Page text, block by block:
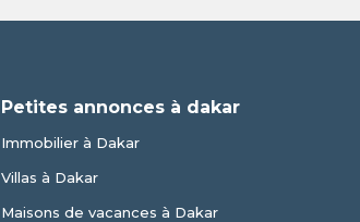
Petites annonces à dakar
Immobilier à Dakar
Villas à Dakar
Maisons de vacances à Dakar